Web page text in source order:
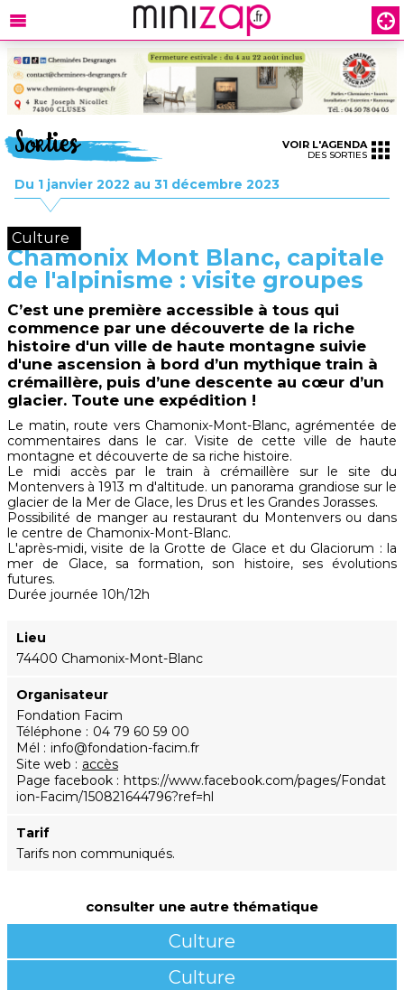
Sorties
Du 1 janvier 2022 au 31 décembre 2023
VOIR L'AGENDA
DES SORTIES
Culture
Chamonix Mont Blanc, capitale
de l'alpinisme : visite groupes
C’est une première accessible à tous qui
commence par une découverte de la riche
histoire d'un ville de haute montagne suivie
d'une ascension à bord d’un mythique train à
crémaillère, puis d’une descente au cœur d’un
glacier. Toute une expédition !
Le matin, route vers Chamonix-Mont-Blanc, agrémentée de
commentaires dans le car. Visite de cette ville de haute
montagne et découverte de sa riche histoire.
Le midi accès par le train à crémaillère sur le site du
Montenvers à 1913 m d'altitude. un panorama grandiose sur le
glacier de la Mer de Glace, les Drus et les Grandes Jorasses.
Possibilité de manger au restaurant du Montenvers ou dans
le centre de Chamonix-Mont-Blanc.
L'après-midi, visite de la Grotte de Glace et du Glaciorum : la
mer de Glace, sa formation, son histoire, ses évolutions
futures.
Durée journée 10h/12h
Lieu
74400 Chamonix-Mont-Blanc
Organisateur
Fondation Facim
Téléphone
04 79 60 59 00
Mél
info@fondation-facim.fr
Site web
accès
Page facebook
https://www.facebook.com/pages/Fondat
ion-Facim/150821644796?ref=hl
Tarif
Tarifs non communiqués.
consulter une autre thématique
Culture
Culture